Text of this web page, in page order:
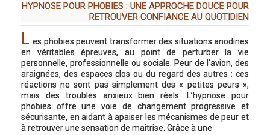
HYPNOSE POUR PHOBIES : UNE APPROCHE DOUCE POUR
RETROUVER CONFIANCE AU QUOTIDIEN
L es phobies peuvent transformer des situations anodines
en véritables épreuves, au point de perturber la vie
personnelle, professionnelle ou sociale. Peur de l’avion, des
araignées, des espaces clos ou du regard des autres : ces
réactions ne sont pas simplement des « petites peurs »,
mais des troubles anxieux bien réels. L’hypnose pour
phobies offre une voie de changement progressive et
sécurisante, en aidant à apaiser les mécanismes de peur et
à retrouver une sensation de maîtrise. Grâce à une